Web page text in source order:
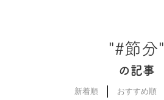
"#節分"
の記事
新着順 おすすめ順